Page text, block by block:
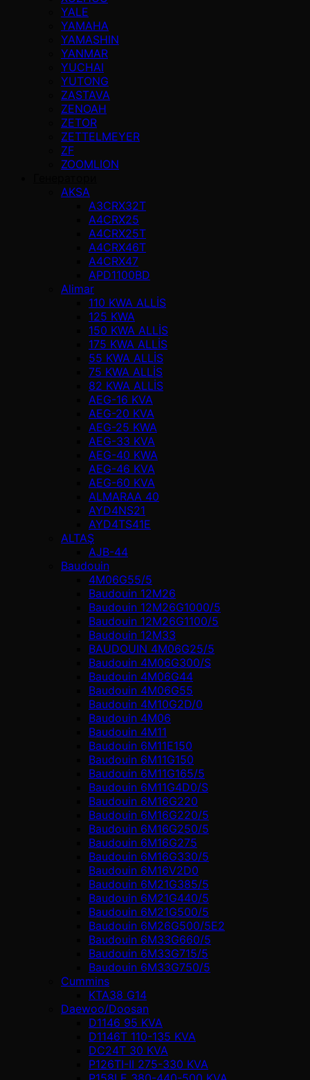
YALE
YAMAHA
YAMASHIN
YANMAR
YUCHAI
YUTONG
ZASTAVA
ZENOAH
ZETOR
ZETTELMEYER
ZF
ZOOMLION
AKSA
A3CRX32T
A4CRX25
A4CRX25T
A4CRX46T
A4CRX47
APD1100BD
Alimar
110 KWA ALLİS
125 KWA
150 KWA ALLİS
175 KWA ALLİS
55 KWA ALLİS
75 KWA ALLİS
82 KWA ALLİS
AEG-16 KVA
AEG-20 KVA
AEG-25 KWA
AEG-33 KVA
AEG-40 KWA
AEG-46 KVA
AEG-60 KVA
ALMARAA 40
AYD4NS21
AYD4TS41E
ALTAŞ
AJB-44
Baudouin
4M06G55/5
Baudouin 12M26
Baudouin 12M26G1000/5
Baudouin 12M26G1100/5
Baudouin 12M33
BAUDOUIN 4M06G25/5
Baudouin 4M06G300/S
Baudouin 4M06G44
Baudouin 4M06G55
Baudouin 4M10G2D/0
Baudouin 4М06
Baudouin 4М11
Baudouin 6M11E150
Baudouin 6M11G150
Baudouin 6M11G165/5
Baudouin 6M11G4D0/S
Baudouin 6M16G220
Baudouin 6M16G220/5
Baudouin 6M16G250/5
Baudouin 6M16G275
Baudouin 6M16G330/5
Baudouin 6M16V2D0
Baudouin 6M21G385/5
Baudouin 6M21G440/5
Baudouin 6M21G500/5
Baudouin 6M26G500/5E2
Baudouin 6M33G660/5
Baudouin 6M33G715/5
Baudouin 6M33G750/5
Cummins
KTA38 G14
Daewoo/Doosan
D1146 95 KVA
D1146T 110-135 KVA
DC24T 30 KVA
P126TI-II 275-330 KVA